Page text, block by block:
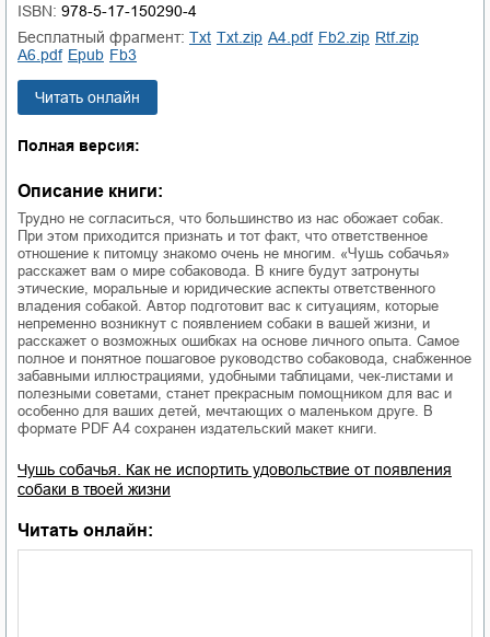
ISBN: 978-5-17-150290-4
Бесплатный фрагмент:
txt txt.zip a4.pdf fb2.zip
rtf.zip
a6.pdf
epub fb3
Читать онлайн
Полная версия:
Описание книги:
Трудно не согласиться, что большинство из нас обожает собак.
При этом приходится признать и тот факт, что ответственное
отношение к питомцу знакомо очень не многим. «Чушь собачья»
расскажет вам о мире собаковода. В книге будут затронуты
этические, моральные и юридические аспекты ответственного
владения собакой. Автор подготовит вас к ситуациям, которые
непременно возникнут с появлением собаки в вашей жизни, и
расскажет о возможных ошибках на основе личного опыта. Самое
полное и понятное пошаговое руководство собаковода, снабженное
забавными иллюстрациями, удобными таблицами, чек-листами и
полезными советами, станет прекрасным помощником для вас и
особенно для ваших детей, мечтающих о маленьком друге. В
формате PDF A4 сохранен издательский макет книги.
Чушь собачья. Как не испортить удовольствие от появления
собаки в твоей жизни
Читать онлайн: